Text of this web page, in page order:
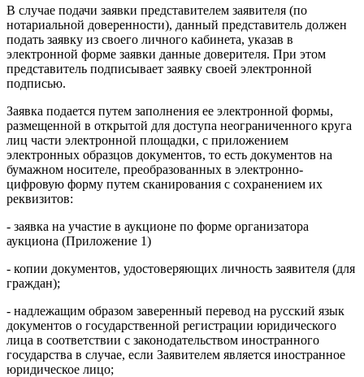
В случае подачи заявки представителем заявителя (по
нотариальной доверенности), данный представитель должен
подать заявку из своего личного кабинета, указав в
электронной форме заявки данные доверителя. При этом
представитель подписывает заявку своей электронной
подписью.
Заявка подается путем заполнения ее электронной формы,
размещенной в открытой для доступа неограниченного круга
лиц части электронной площадки, с приложением
электронных образцов документов, то есть документов на
бумажном носителе, преобразованных в электронно-
цифровую форму путем сканирования с сохранением их
реквизитов:
- заявка на участие в аукционе по форме организатора
аукциона (Приложение 1)
- копии документов, удостоверяющих личность заявителя (для
граждан);
- надлежащим образом заверенный перевод на русский язык
документов о государственной регистрации юридического
лица в соответствии с законодательством иностранного
государства в случае, если Заявителем является иностранное
юридическое лицо;